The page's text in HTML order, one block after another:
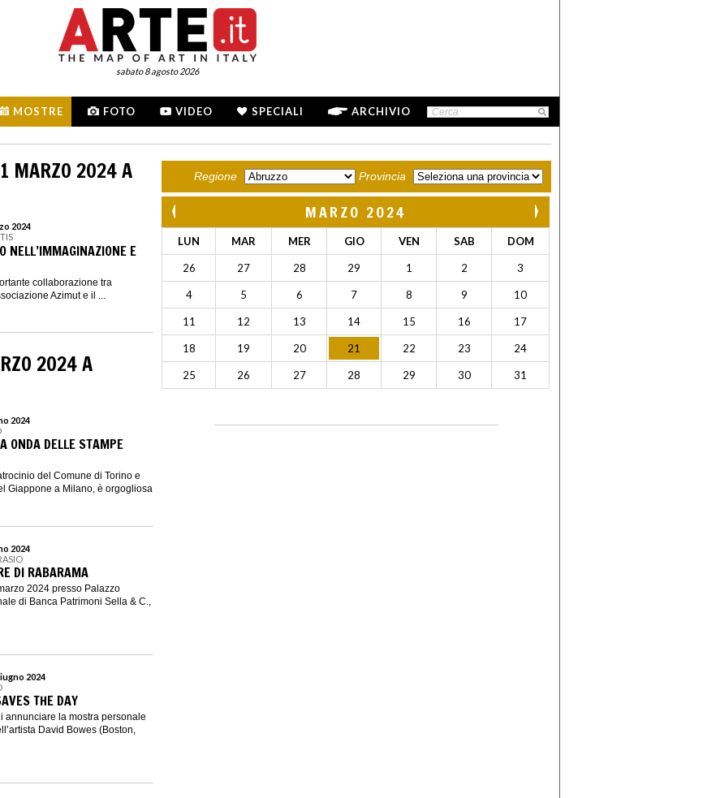
sabato 8 agosto 2026
MOSTRE FOTO VIDEO SPECIALI ARCHIVIO
MARZO 2024 A
2024
NELL’IMMAGINAZIONE E
collaborazione tra
Azimut e il ...
2024 A
2024
ONDA DELLE STAMPE
del Comune di Torino e
Giappone a Milano, è orgogliosa
2024
DI RABARAMA
2024 presso Palazzo
di Banca Patrimoni Sella & C.,
2024
THE DAY
annunciare la mostra personale
David Bowes (Boston,
Regione Provincia
MARZO 2024
LUN MAR MER GIO VEN SAB DOM
26 27 28 29 1 2 3
4 5 6 7 8 9 10
11 12 13 14 15 16 17
18 19 20 21 22 23 24
25 26 27 28 29 30 31